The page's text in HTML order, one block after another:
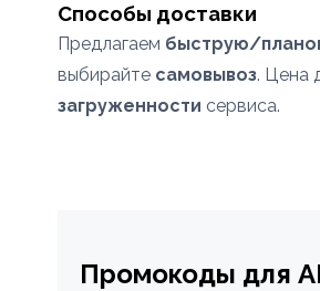
Способы доставки
Предлагаем быструю/
выбирайте самовывоз. Цена
загруженности сервиса.
Промокоды для